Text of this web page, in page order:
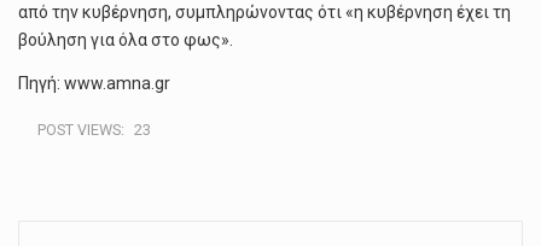
από την κυβέρνηση, συμπληρώνοντας ότι «η κυβέρνηση έχει τη
βούληση για όλα στο φως».
Πηγή: www.amna.gr
POST VIEWS: 23